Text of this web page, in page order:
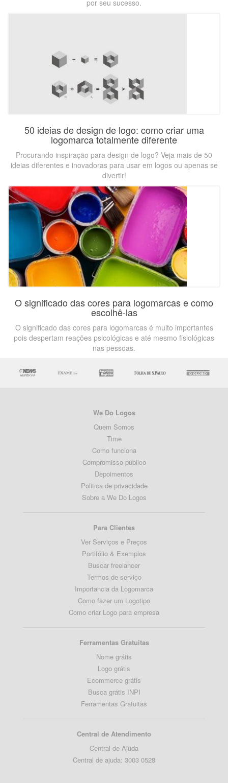
por seu sucesso.
50 ideias de design de logo: como criar uma
logomarca totalmente diferente
Procurando inspiração para design de logo? Veja mais de 50
ideias diferentes e inovadoras para usar em logos ou apenas se
divertir!
O significado das cores para logomarcas e como
escolhê-las
O significado das cores para logomarcas é muito importantes
pois despertam reações psicológicas e até mesmo fisiológicas
nas pessoas.
We Do Logos
Quem Somos
Time
Como funciona
Compromisso público
Depoimentos
Politica de privacidade
Sobre a We Do Logos
Para Clientes
Ver Serviços e Preços
Portifólio & Exemplos
Buscar freelancer
Termos de serviço
Importancia da Logomarca
Como fazer um Logotipo
Como criar Logo para empresa
Ferramentas Gratuitas
Nome grátis
Logo grátis
Ecommerce grátis
Busca grátis INPI
Ferramentas Gratuitas
Central de Atendimento
Central de Ajuda
Central de ajuda: 3003 0528